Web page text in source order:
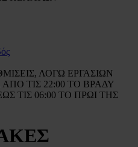
ΛΟΓΩ ΕΡΓΑΣΙΩΝ
ΤΙΣ 22:00 ΤΟ ΒΡΑΔΥ
ΤΙΣ 06:00 ΤΟ ΠΡΩΙ ΤΗΣ